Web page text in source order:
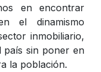
en encontrar
el dinamismo
inmobiliario,
país sin poner en
la población.